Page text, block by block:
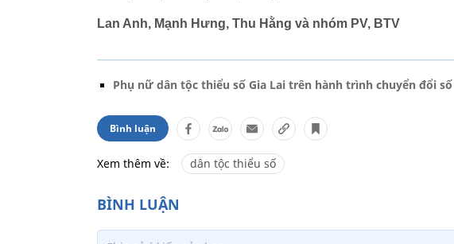
Lan Anh, Mạnh Hưng, Thu Hằng và nhóm PV, BTV
Phụ nữ dân tộc thiểu số Gia Lai trên hành trình chuyển đổi số
Bình luận
Xem thêm về: dân tộc thiểu số